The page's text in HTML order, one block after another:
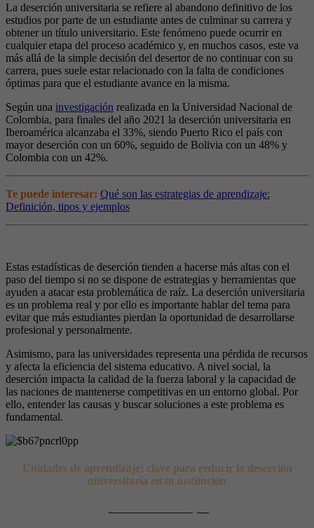
La deserción universitaria se refiere al abandono definitivo de los
estudios por parte de un estudiante antes de culminar su carrera y
obtener un título universitario. Este fenómeno puede ocurrir en
cualquier etapa del proceso académico y, en muchos casos, este va
más allá de la simple decisión del desertor de no continuar con su
carrera, pues suele estar relacionado con la falta de condiciones
óptimas para que el estudiante avance en la misma.
Según una investigación realizada en la Universidad Nacional de
Colombia, para finales del año 2021 la deserción universitaria en
Iberoamérica alcanzaba el 33%, siendo Puerto Rico el país con
mayor deserción con un 60%, seguido de Bolivia con un 48% y
Colombia con un 42%.
Te puede interesar: Qué son las estrategias de aprendizaje:
Definición, tipos y ejemplos
Estas estadísticas de deserción tienden a hacerse más altas con el
paso del tiempo si no se dispone de estrategias y herramientas que
ayuden a atacar esta problemática de raíz. La deserción universitaria
es un problema real y por ello es importante hablar del tema para
evitar que más estudiantes pierdan la oportunidad de desarrollarse
profesional y personalmente.
Asimismo, para las universidades representa una pérdida de recursos
y afecta la eficiencia del sistema educativo. A nivel social, la
deserción impacta la calidad de la fuerza laboral y la capacidad de
las naciones de mantenerse competitivas en un entorno global. Por
ello, entender las causas y buscar soluciones a este problema es
fundamental.
Unidades de aprendizaje: clave para reducir la deserción
universitaria en tu institución